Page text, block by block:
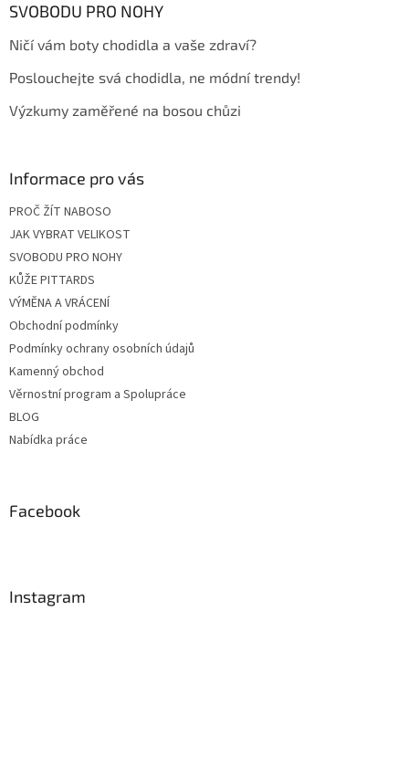
SVOBODU PRO NOHY
Ničí vám boty chodidla a vaše zdraví?
Poslouchejte svá chodidla, ne módní trendy!
Výzkumy zaměřené na bosou chůzi
Informace pro vás
PROČ ŽÍT NABOSO
JAK VYBRAT VELIKOST
SVOBODU PRO NOHY
KŮŽE PITTARDS
VÝMĚNA A VRÁCENÍ
Obchodní podmínky
Podmínky ochrany osobních údajů
Kamenný obchod
Věrnostní program a Spolupráce
BLOG
Nabídka práce
Facebook
Instagram